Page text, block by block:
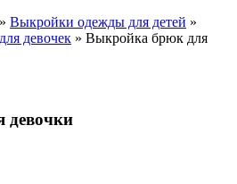
» Выкройки одежды для детей »
девочек » Выкройка брюк для
девочки